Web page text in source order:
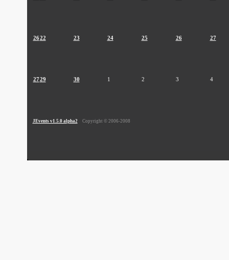
2622 23 24 25 26 27
2729 30 1 2 3 4
JEvents v1.5.0 alpha2 Copyright © 2006-2008